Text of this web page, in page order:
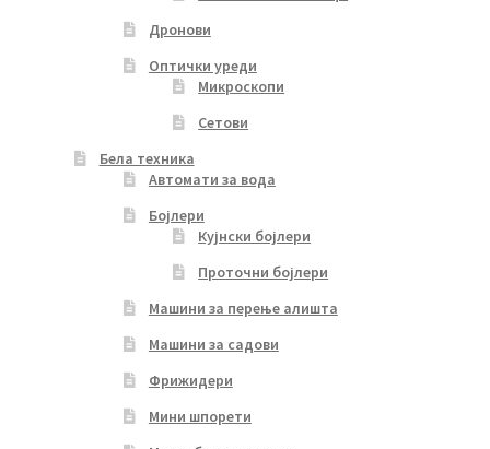
Дронови
Оптички уреди
Микроскопи
Сетови
Бела техника
Автомати за вода
Бојлери
Кујнски бојлери
Проточни бојлери
Машини за перење алишта
Машини за садови
Фрижидери
Мини шпорети